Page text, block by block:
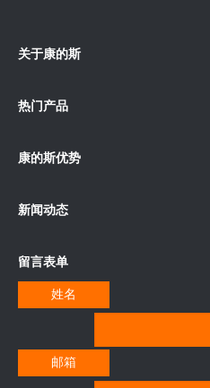
关于康的斯
热门产品
康的斯优势
新闻动态
留言表单
姓名
邮箱